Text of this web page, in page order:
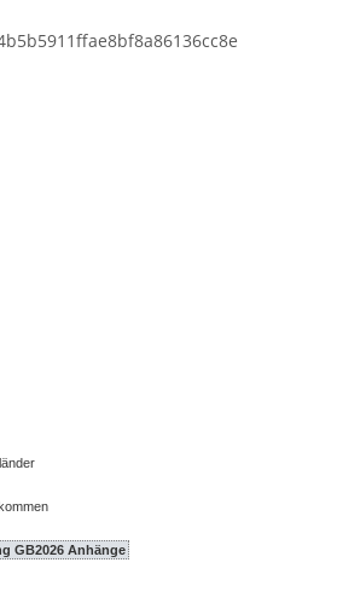
GB2026 Anhänge